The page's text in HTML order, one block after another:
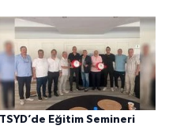
TSYD’de Eğitim Semineri